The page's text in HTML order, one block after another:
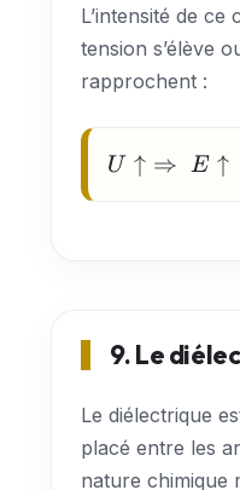
L’intensité de ce
tension s’élève
rapprochent :
U \uparrow
\uparrow
U ↑ ⇒ E ↑
9. Le
Le diélectrique
placé entre les
nature chimique